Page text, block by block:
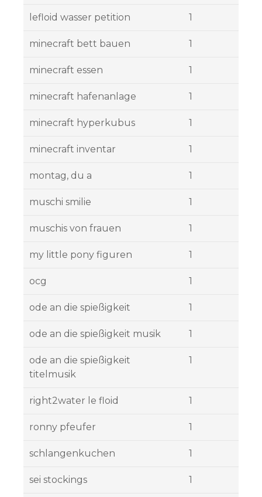
lefloid wasser petition 1
minecraft bett bauen 1
minecraft essen 1
minecraft hafenanlage 1
minecraft hyperkubus 1
minecraft inventar 1
montag, du a 1
muschi smilie 1
muschis von frauen 1
my little pony figuren 1
ocg 1
ode an die spießigkeit 1
ode an die spießigkeit musik 1
ode an die spießigkeit
titelmusik
1
right2water le floid 1
ronny pfeufer 1
schlangenkuchen 1
sei stockings 1